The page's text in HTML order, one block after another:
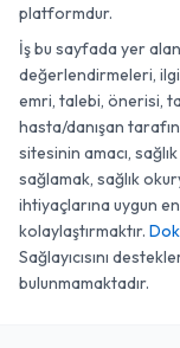
platformdur.
İş bu sayfada yer
değerlendirmeleri,
emri, talebi, önerisi,
hasta/danışan
sitesinin amacı,
sağlamak, sağlık
ihtiyaçlarına uygun
kolaylaştırmaktır.
Sağlayıcısını
bulunmamaktadır.